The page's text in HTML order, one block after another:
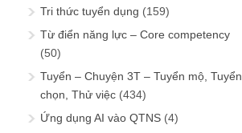
Tri thức tuyển dụng (159)
Từ điển năng lực – Core competency
(50)
Tuyển – Chuyện 3T – Tuyển mộ, Tuyển
chọn, Thử việc (434)
Ứng dụng AI vào QTNS (4)